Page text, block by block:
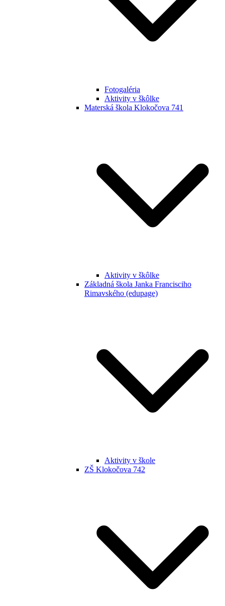
Fotogaléria
Aktivity v škôlke
Materská škola Klokočova 741
Aktivity v škôlke
Základná škola Janka Francisciho
Rimavského (edupage)
Aktivity v škole
ZŠ Klokočova 742